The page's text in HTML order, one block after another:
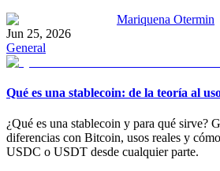
Mariquena Otermin
Jun 25, 2026
General
Qué es una stablecoin: de la teoría al
¿Qué es una stablecoin y para qué sirve?
diferencias con Bitcoin, usos reales y
USDC o USDT desde cualquier parte.